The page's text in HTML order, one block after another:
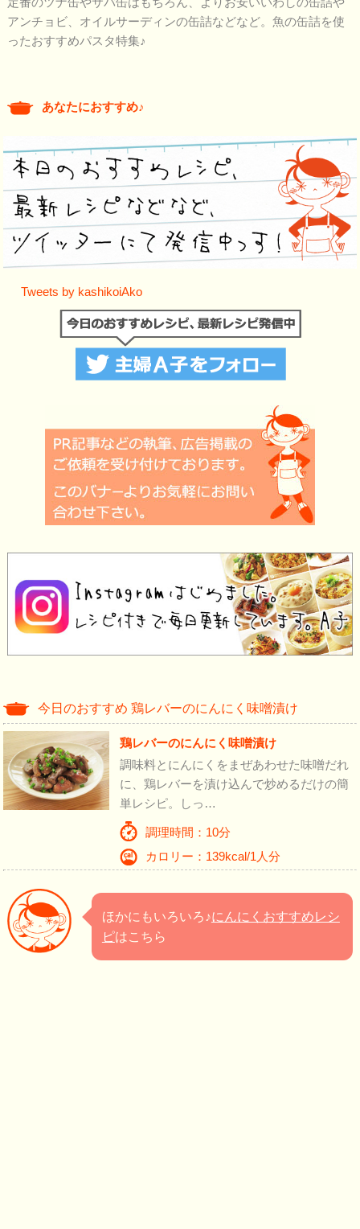
アンチョビ、オイルサーディンの缶詰などなど。魚の缶詰を使
ったおすすめパスタ特集♪
あなたにおすすめ♪
Tweets by kashikoiAko
今日のおすすめ 鶏レバーのにんにく味噌漬け
鶏レバーのにんにく味噌漬け
調味料とにんにくをまぜあわせた味噌だれ
に、鶏レバーを漬け込んで炒めるだけの簡
単レシピ。しっ…
調理時間：10分
カロリー：139kcal/1人分
ほかにもいろいろ♪にんにくおすすめレシ
ピはこちら